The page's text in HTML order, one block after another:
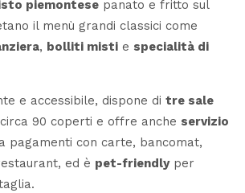
piemontese panato e fritto sul
il menù grandi classici come
, bolliti misti e specialità di
e accessibile, dispone di tre sale
90 coperti e offre anche servizio
pagamenti con carte, bancomat,
ed è pet-friendlyper